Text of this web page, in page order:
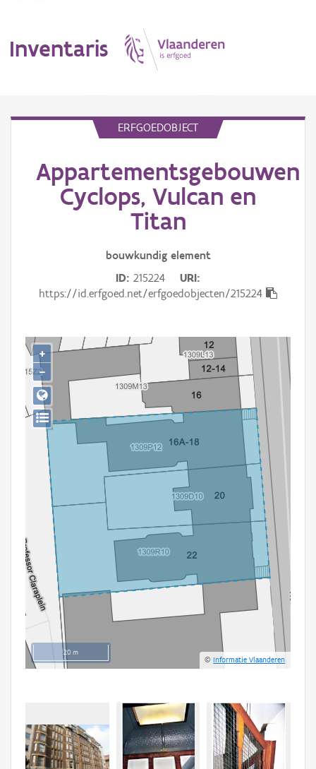
Inventaris
Erfgoedobject
Aanduidingsobject
Gebeurtenis
Downloads
Hergebruik
Aanmelden
ERFGOEDOBJECT
Appartementsgebouwen
Cyclops, Vulcan en
Titan
bouwkundig element
ID 215224
URI
https://id.erfgoed.net/erfgoedobjecten/215224
20 m
©Informatie Vlaanderen
+
−